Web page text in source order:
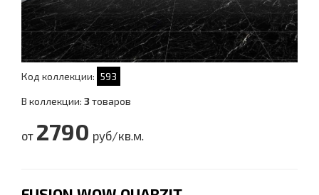
Код коллекции: 593
В коллекции: 3товаров
от 2790 руб/кв.м.